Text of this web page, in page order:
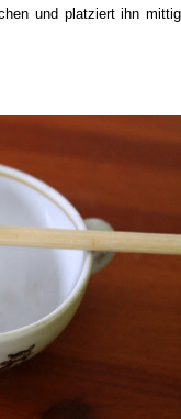
und platziert ihn mittig